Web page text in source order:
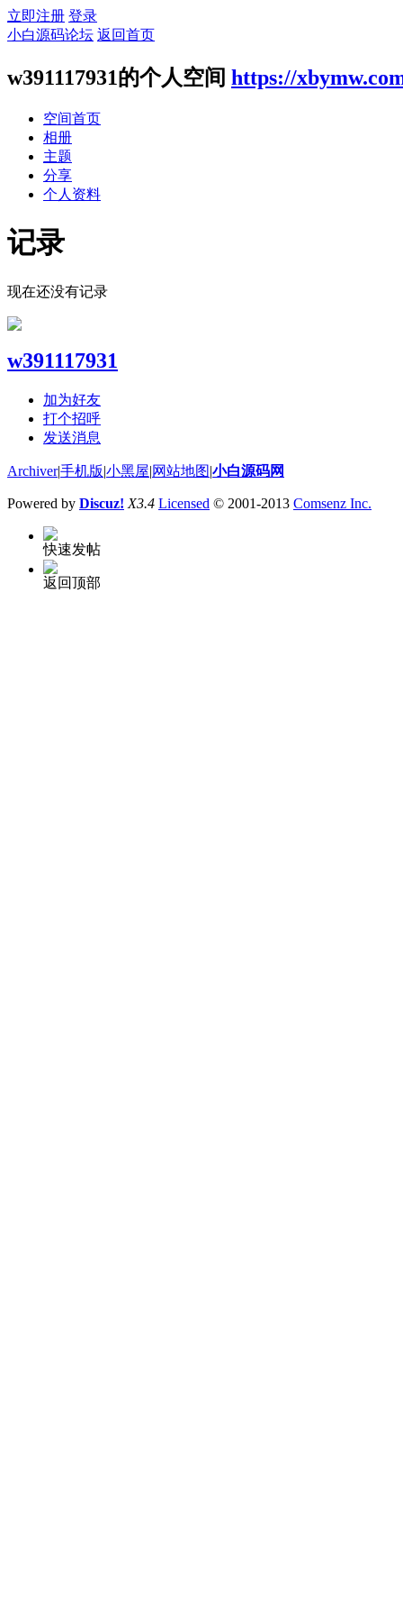
立即注册 登录
小白源码论坛 返回首页
w391117931的个人空间 https://
空间首页
相册
主题
分享
个人资料
记录
现在还没有记录
w391117931
加为好友
打个招呼
发送消息
Archiver|手机版|小黑屋|网站地图|小白源码网
Powered by Discuz! X3.4 Licensed © 2001-2013 Comsenz Inc.
快速发帖
返回顶部